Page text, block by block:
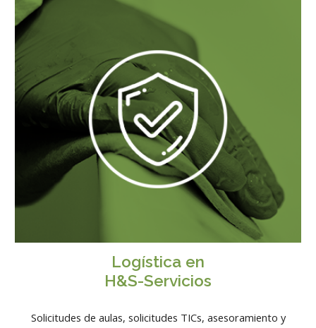
Logística en
H&S-Servicios
Solicitudes de aulas, solicitudes TICs, asesoramiento y